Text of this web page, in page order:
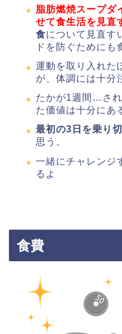
脂肪燃焼スープダ
せて食生活を見直
食について見直す
ドを防ぐためにも
運動を取り入れた
が、体調には十分
たかが1週間…さ
た価値は十分にあ
最初の3日を乗り
思う。
一緒にチャレンジ
るよ
食費